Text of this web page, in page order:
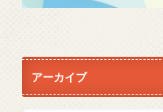
アーカイブ